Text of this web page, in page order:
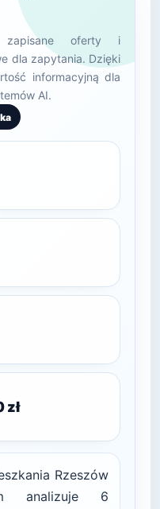
zapisane oferty i
dla zapytania. Dzięki
informacyjną dla
AI.
zł
Rzeszów
analizuje 6